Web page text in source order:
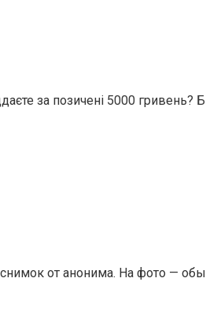
за позичені 5000
от анонима. На фото —